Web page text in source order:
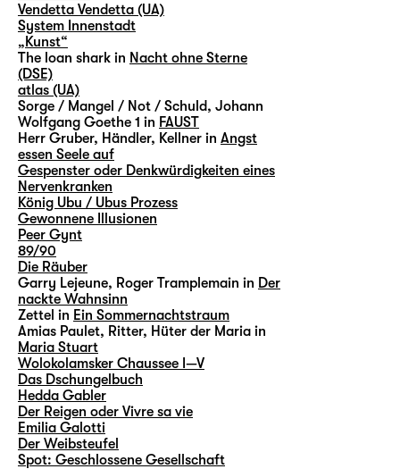
Vendetta Vendetta (UA)
System Innenstadt
„Kunst“
The loan shark in Nacht ohne Sterne
(DSE)
atlas (UA)
Sorge / Mangel / Not / Schuld, Johann
Wolfgang Goethe 1 in FAUST
Herr Gruber, Händler, Kellner in Angst
essen Seele auf
Gespenster oder Denkwürdigkeiten eines
Nervenkranken
König Ubu / Ubus Prozess
Gewonnene Illusionen
Peer Gynt
89/90
Die Räuber
Garry Lejeune, Roger Tramplemain in Der
nackte Wahnsinn
Zettel in Ein Sommernachtstraum
Amias Paulet, Ritter, Hüter der Maria in
Maria Stuart
Wolokolamsker Chaussee I—V
Das Dschungelbuch
Hedda Gabler
Der Reigen oder Vivre sa vie
Emilia Galotti
Der Weibsteufel
Spot: Geschlossene Gesellschaft